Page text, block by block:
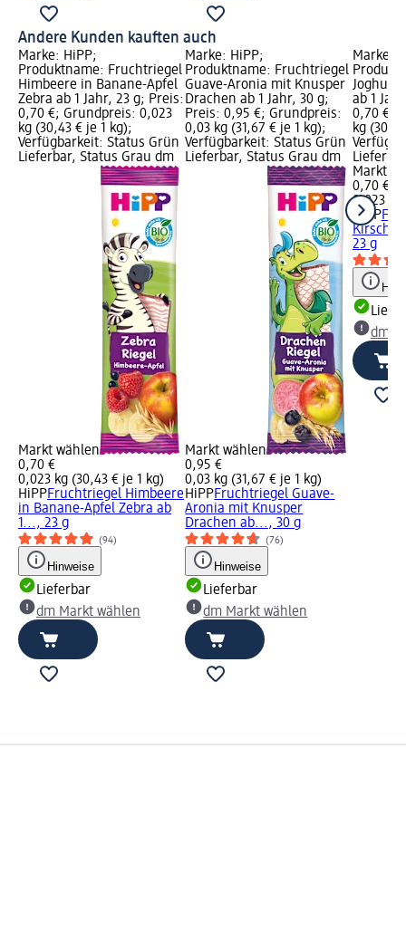
Andere Kunden kauften auch
Marke: HiPP;
Produktname: Fruchtriegel
Himbeere in Banane-Apfel
Zebra ab 1 Jahr, 23 g; Preis:
0,70 €; Grundpreis: 0,023
kg (30,43 € je 1 kg);
Verfügbarkeit: Status Grün
Lieferbar, Status Grau dm
Markt wählen
0,70 €
0,023 kg (30,43 € je 1 kg)
HiPPFruchtriegel Himbeere
in Banane-Apfel Zebra ab
1..., 23 g
(94)
Hinweise
Lieferbar
dm Markt wählen
Marke: HiPP;
Produktname: Fruchtriegel
Guave-Aronia mit Knusper
Drachen ab 1 Jahr, 30 g;
Preis: 0,95 €; Grundpreis:
0,03 kg (31,67 € je 1 kg);
Verfügbarkeit: Status Grün
Lieferbar, Status Grau dm
Markt wählen
0,95 €
0,03 kg (31,67 € je 1 kg)
HiPPFruchtriegel Guave-
Aronia mit Knusper
Drachen ab..., 30 g
(76)
Hinweise
Lieferbar
dm Markt wählen
Marke:
Joghurt-
ab 1
0,70 €;
kg
Markt
0,70 €
0,023 kg
HiPP
Kirsch
23 g
dm